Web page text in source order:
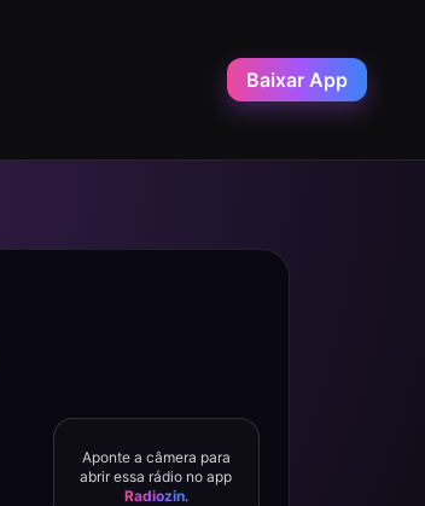
Baixar App
Aponte a câmera para
abrir essa rádio no app
Radiozin.